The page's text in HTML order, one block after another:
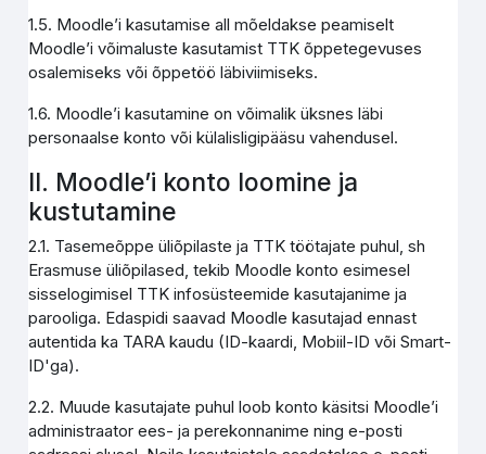
1.5. Moodle’i kasutamise all mõeldakse peamiselt
Moodle’i võimaluste kasutamist TTK õppetegevuses
osalemiseks või õppetöö läbiviimiseks.
1.6. Moodle’i kasutamine on võimalik üksnes läbi
personaalse konto või külalisligipääsu vahendusel.
II. Moodle’i konto loomine ja
kustutamine
2.1. Tasemeõppe üliõpilaste ja TTK töötajate puhul, sh
Erasmuse üliõpilased, tekib Moodle konto esimesel
sisselogimisel TTK infosüsteemide kasutajanime ja
parooliga. Edaspidi saavad Moodle kasutajad ennast
autentida ka TARA kaudu (ID-kaardi, Mobiil-ID või Smart-
ID'ga).
2.2. Muude kasutajate puhul loob konto käsitsi Moodle’i
administraator ees- ja perekonnanime ning e-posti